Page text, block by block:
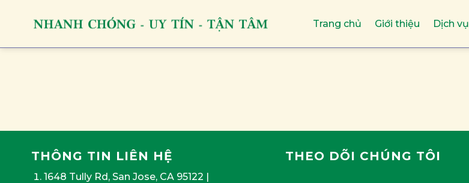
Trang chủ Giới thiệu Dịch vụ
THÔNG TIN LIÊN HỆ
1648 Tully Rd, San Jose, CA 95122 |
THEO DÕI CHÚNG TÔI